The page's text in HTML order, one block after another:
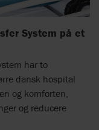
System på et
har to
dansk hospital
og komforten,
og reducere